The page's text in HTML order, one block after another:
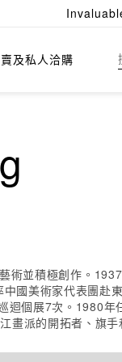
及私人洽購
術並積極創作。
國美術家代表團赴
迴個展7次。1980年
畫派的開拓者、旗手